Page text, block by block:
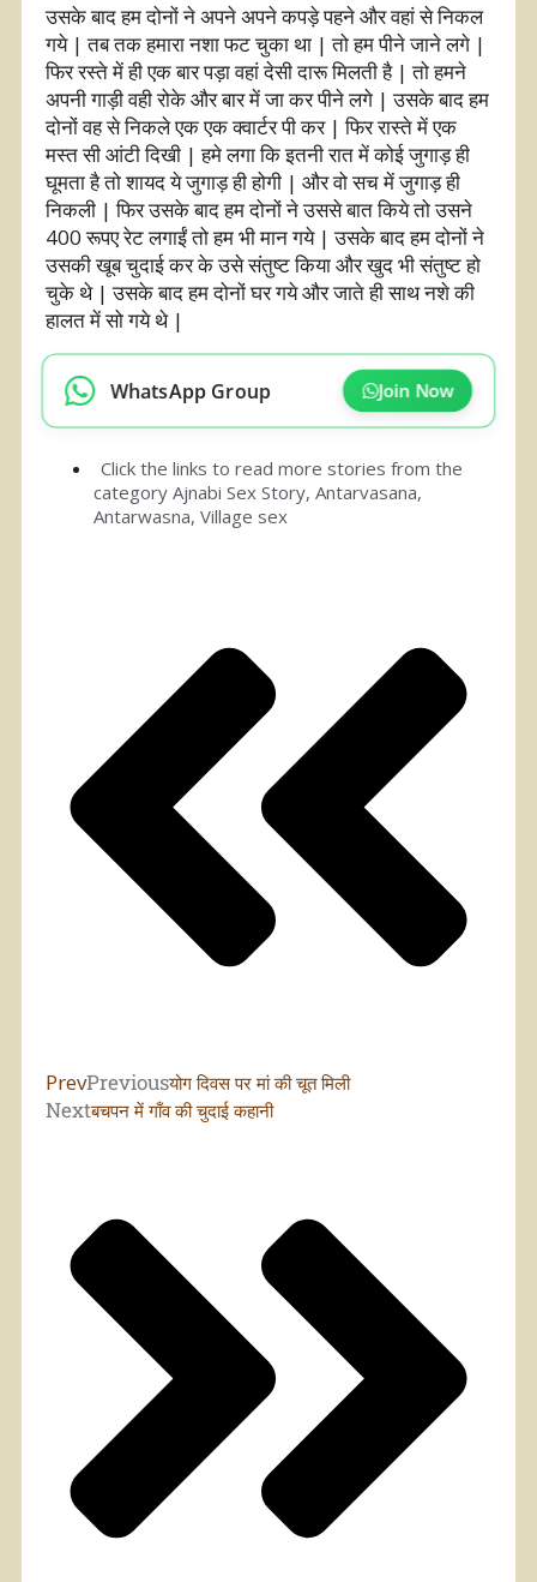
उसके बाद हम दोनों ने अपने अपने कपड़े पहने और वहां से निकल
गये | तब तक हमारा नशा फट चुका था | तो हम पीने जाने लगे |
फिर रस्ते में ही एक बार पड़ा वहां देसी दारू मिलती है | तो हमने
अपनी गाड़ी वही रोके और बार में जा कर पीने लगे | उसके बाद हम
दोनों वह से निकले एक एक क्वार्टर पी कर | फिर रास्ते में एक
मस्त सी आंटी दिखी | हमे लगा कि इतनी रात में कोई जुगाड़ ही
घूमता है तो शायद ये जुगाड़ ही होगी | और वो सच में जुगाड़ ही
निकली | फिर उसके बाद हम दोनों ने उससे बात किये तो उसने
400 रूपए रेट लगाईं तो हम भी मान गये | उसके बाद हम दोनों ने
उसकी खूब चुदाई कर के उसे संतुष्ट किया और खुद भी संतुष्ट हो
चुके थे | उसके बाद हम दोनों घर गये और जाते ही साथ नशे की
हालत में सो गये थे |
WhatsApp Group Join Now
Click the links to read more stories from the
category Ajnabi Sex Story, Antarvasana,
Antarwasna, Village sex
PrevPreviousयोग दिवस पर मां की चूत मिली
Nextबचपन में गाँव की चुदाई कहानी